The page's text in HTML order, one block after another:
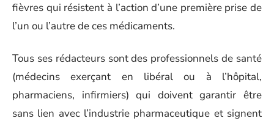
fièvres qui résistent à l’action d’une première prise de
l’un ou l’autre de ces médicaments.
Tous ses rédacteurs sont des professionnels de santé
(médecins exerçant en libéral ou à l’hôpital,
pharmaciens, infirmiers) qui doivent garantir être
sans lien avec l’industrie pharmaceutique et signent